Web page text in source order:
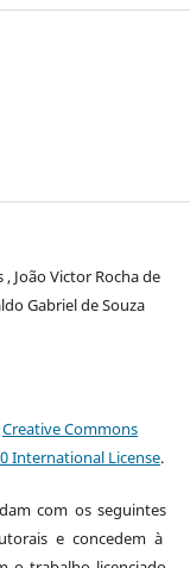
João Victor Rocha de
Gabriel de Souza
Creative Commons
International License.
com os seguintes
e concedem à